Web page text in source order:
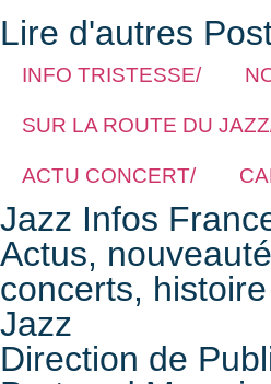
Lire d'autres
INFO TRISTESSE/
SUR LA ROUTE DU
ACTU CONCERT/
Jazz Infos
Actus,
concerts,
Jazz
Direction de